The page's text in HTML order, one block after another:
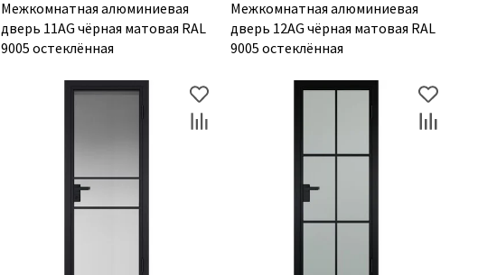
Межкомнатная алюминиевая
дверь 11AG чёрная матовая RAL
9005 остеклённая
Межкомнатная алюминиевая
дверь 12AG чёрная матовая RAL
9005 остеклённая